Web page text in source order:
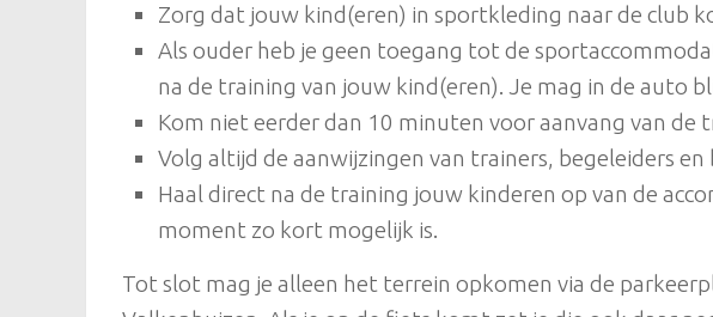
Zorg dat jouw kind(eren) in sportkleding naar de club
Als ouder heb je geen toegang tot de
na de training van jouw kind(eren). Je mag in de auto
Kom niet eerder dan 10 minuten voor aanvang van de
Volg altijd de aanwijzingen van trainers, begeleiders
Haal direct na de training jouw kinderen op van de
moment zo kort mogelijk is.
Tot slot mag je alleen het terrein opkomen via de